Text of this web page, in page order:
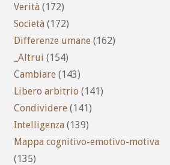
Verità (172)
Società (172)
Differenze umane (162)
_Altrui (154)
Cambiare (143)
Libero arbitrio (141)
Condividere (141)
Intelligenza (139)
Mappa cognitivo-emotivo-motiva
(135)